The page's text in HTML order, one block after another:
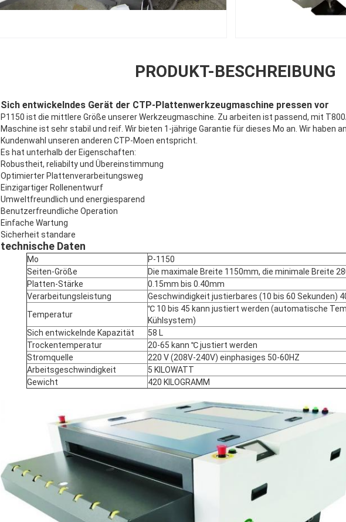
PRODUKT-BESCHREIBUNG
Sich entwickelndes Gerät der CTP-Plattenwerkzeugmaschine pressen vor
P1150 ist die mittlere Größe unserer Werkzeugmaschine. Zu arbeiten ist passend, mit
Maschine ist sehr stabil und reif. Wir bieten 1-jährige Garantie für dieses Mo an. Wir haben
Kundenwahl unseren anderen CTP-Moen entspricht.
Es hat unterhalb der Eigenschaften:
Robustheit, reliabilty und Übereinstimmung
Optimierter Plattenverarbeitungsweg
Einzigartiger Rollenentwurf
Umweltfreundlich und energiesparend
Benutzerfreundliche Operation
Einfache Wartung
Sicherheit standare
technische Daten
Mo
P-1150
Seiten-Größe
Die maximale Breite 1150mm, die minimale Breite
Platten-Stärke
0.15mm bis 0.40mm
Verarbeitungsleistung
Geschwindigkeit justierbares (10 bis 60 Sekunden)
Temperatur
℃ 10 bis 45 kann justiert werden (automatische
Kühlsystem)
Sich entwickelnde Kapazität
58 L
Trockentemperatur
20-65 kann ℃ justiert werden
Stromquelle
220 V (208V-240V) einphasiges 50-60HZ
Arbeitsgeschwindigkeit
5 KILOWATT
Gewicht
420 KILOGRAMM